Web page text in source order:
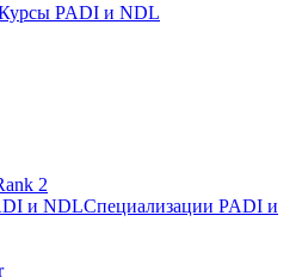
PADI и NDL
2
Специализации PADI и